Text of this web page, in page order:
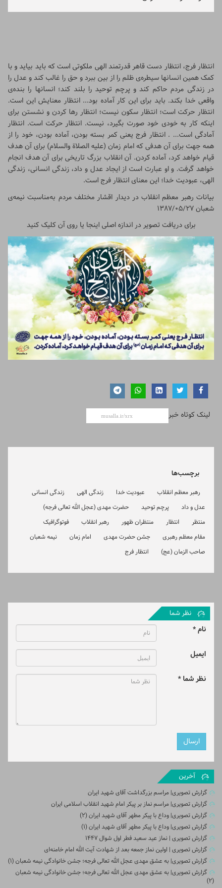
انتظار فرج، انتظار دست قاهر قدرتمند الهی ملکوتی است که باید بیاید و با
کمک همین انسانها سیطره‌ی ظلم را از بین ببرد و حق را غالب کند و عدل را
در زندگی مردم حاکم کند و پرچم توحید را بلند کند؛ انسانها را بنده‌ی
واقعی خدا بکند. باید برای این کار آماده بود... انتظار معنایش این است.
انتظار حرکت است؛ انتظار سکون نیست؛ انتظار رها کردن و نشستن برای
اینکه کار به خودی خود صورت بگیرد، نیست. انتظار حرکت است. انتظار
آمادگی است... . انتظار فرج یعنی کمر بسته بودن، آماده بودن، خود را از
همه جهت برای آن هدفی که امام زمان (علیه الصلاة والسلام) برای آن هدف
قیام خواهد کرد، آماده کردن. آن انقلاب بزرگ تاریخی برای آن هدف انجام
خواهد گرفت. و او عبارت است از ایجاد عدل و داد، زندگی انسانی، زندگی
الهی، عبودیت خدا؛ این معنای انتظار فرج است.
بیانات رهبر معظم انقلاب در دیدار اقشار مختلف مردم به‌مناسبت نیمه‌ی
شعبان ۱۳۸۷/۰۵/۲۷
برای دریافت تصویر در اندازه اصلی اینجا یا روی آن کلیک کنید
لینک کوتاه خبر
برچسب‌ها
رهبر معظم انقلاب عبودیت خدا زندگی الهی
زندگی انسانی
عدل و داد
پرچم توحید
حضرت مهدی (عجل الله تعالی فرجه)
منتظر
انتظار منتظران ظهور رهبر انقلاب
فوتوگرافیک
مقام معظم رهبری
جشن حضرت مهدی امام زمان
نیمه شعبان
صاحب الزمان (عج)
انتظار فرج
نظر شما
نام *
ایمیل
نظر شما *
آخرین
گزارش تصویری| مراسم بزرگداشت آقای شهید ایران
گزارش تصویری| مراسم نماز بر پیکر امام شهید انقلاب اسلامی ایران
گزارش تصویری| وداع با پیکر مطهر آقای شهید ایران (2)
گزارش تصویری| وداع با پیکر مطهر آقای شهید ایران (1)
گزارش تصویری | نماز عید سعید فطر اول شوال ۱۴۴۷
گزارش تصویری | اولین نماز جمعه بعد از شهادت آیت الله امام خامنه‌ای
گزارش تصویری| به عشق مهدی عجل الله تعالی فرجه؛ جشن خانوادگی نیمه شعبان (۱)
گزارش تصویری| به عشق مهدی عجل الله تعالی فرجه؛ جشن خانوادگی نیمه شعبان
(۲)